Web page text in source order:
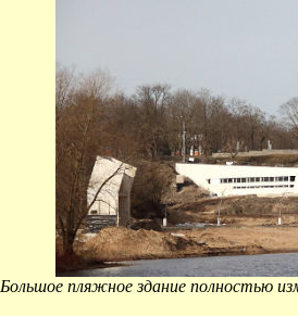
Большое пляжное здание полностью